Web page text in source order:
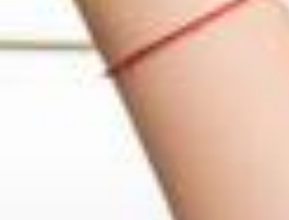
Anbieter:
Google
Zweck:
Darstellung der Google Maps